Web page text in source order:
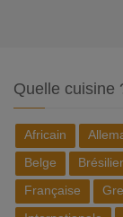
Quelle cuisine
Africain
Belge
Française